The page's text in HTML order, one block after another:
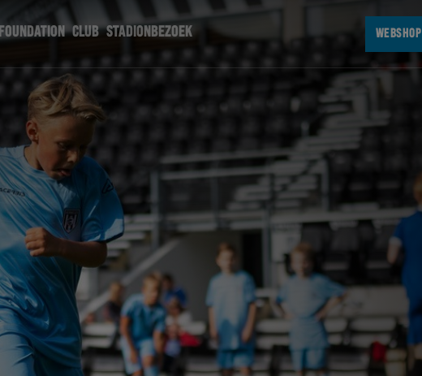
FOUNDATION CLUB STADIONBEZOEK WEBSHOP